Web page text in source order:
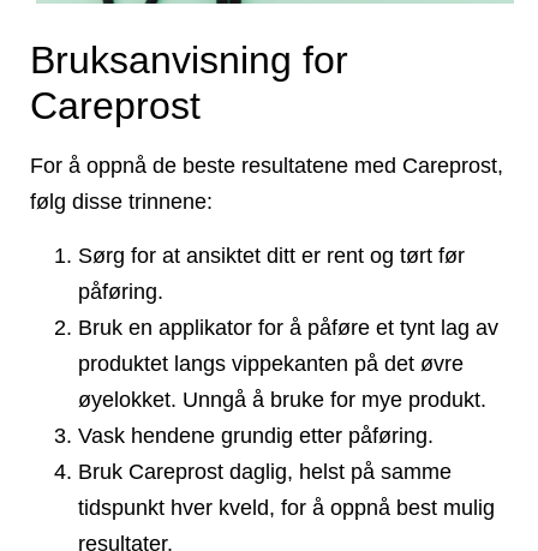
Bruksanvisning for
Careprost
For å oppnå de beste resultatene med Careprost,
følg disse trinnene:
Sørg for at ansiktet ditt er rent og tørt før
påføring.
Bruk en applikator for å påføre et tynt lag av
produktet langs vippekanten på det øvre
øyelokket. Unngå å bruke for mye produkt.
Vask hendene grundig etter påføring.
Bruk Careprost daglig, helst på samme
tidspunkt hver kveld, for å oppnå best mulig
resultater.